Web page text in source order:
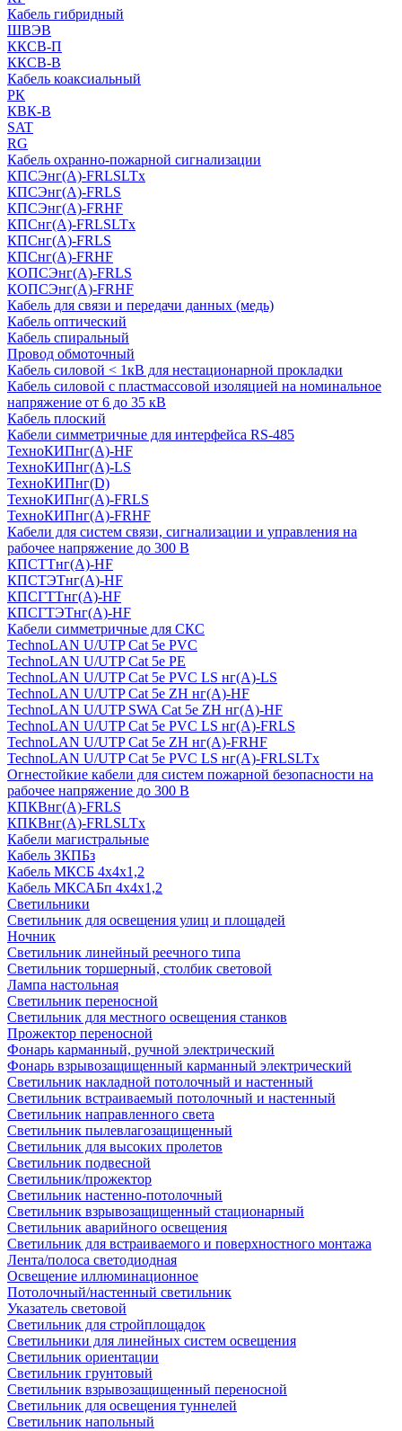
Кабель гибридный
ШВЭВ
ККСВ-П
ККСВ-В
Кабель коаксиальный
РК
КВК-В
SAT
RG
Кабель охранно-пожарной сигнализации
КПСЭнг(А)-FRLSLTx
КПСЭнг(А)-FRLS
КПСЭнг(А)-FRHF
КПСнг(А)-FRLSLTx
КПСнг(А)-FRLS
КПСнг(А)-FRHF
КОПСЭнг(А)-FRLS
КОПСЭнг(А)-FRHF
Кабель для связи и передачи данных (медь)
Кабель оптический
Кабель спиральный
Провод обмоточный
Кабель силовой < 1кВ для нестационарной прокладки
Кабель силовой с пластмассовой изоляцией на номинальное
напряжение от 6 до 35 кВ
Кабель плоский
Кабели симметричные для интерфейса RS-485
ТеxноКИПнг(A)-HF
ТеxноКИПнг(A)-LS
ТеxноКИПнг(D)
ТехноКИПнг(A)-FRLS
ТехноКИПнг(A)-FRHF
Кабели для систем связи, сигнализации и управления на
рабочее напряжение до 300 В
КПСТТнг(A)-HF
КПСТЭТнг(A)-HF
КПСГТТнг(A)-HF
КПСГТЭТнг(A)-HF
Кабели симметричные для СКС
TechnoLAN U/UTP Cat 5e PVC
TechnoLAN U/UTP Cat 5e PE
TechnoLAN U/UTP Cat 5e PVC LS нг(A)-LS
TechnoLAN U/UTP Cat 5e ZH нг(A)-HF
TechnoLAN U/UTP SWA Cat 5e ZH нг(A)-HF
TechnoLAN U/UTP Cat 5e PVC LS нг(A)-FRLS
TechnoLAN U/UTP Cat 5e ZH нг(A)-FRHF
TechnoLAN U/UTP Cat 5e PVC LS нг(A)-FRLSLTx
Огнестойкие кабели для систем пожарной безопасности на
рабочее напряжение до 300 В
КПКВнг(A)-FRLS
КПКВнг(A)-FRLSLTx
Кабели магистральные
Кабель ЗКПБз
Кабель МКСБ 4х4х1,2
Кабель МКСАБп 4х4х1,2
Светильники
Светильник для освещения улиц и площадей
Ночник
Светильник линейный реечного типа
Светильник торшерный, столбик световой
Лампа настольная
Светильник переносной
Светильник для местного освещения станков
Прожектор переносной
Фонарь карманный, ручной электрический
Фонарь взрывозащищенный карманный электрический
Светильник накладной потолочный и настенный
Светильник встраиваемый потолочный и настенный
Светильник направленного света
Светильник пылевлагозащищенный
Светильник для высоких пролетов
Светильник подвесной
Светильник/прожектор
Светильник настенно-потолочный
Светильник взрывозащищенный стационарный
Светильник аварийного освещения
Светильник для встраиваемого и поверхностного монтажа
Лента/полоса светодиодная
Освещение иллюминационное
Потолочный/настенный светильник
Указатель световой
Светильник для стройплощадок
Светильники для линейных систем освещения
Светильник ориентации
Светильник грунтовый
Светильник взрывозащищенный переносной
Светильник для освещения туннелей
Светильник напольный